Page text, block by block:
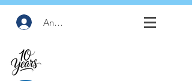
Anmelden